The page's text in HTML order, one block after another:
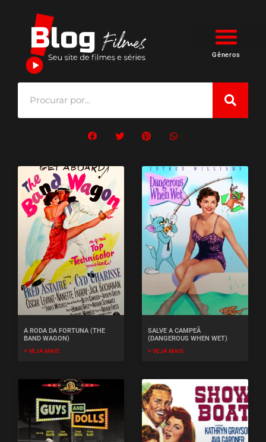
Gêneros
A RODA DA FORTUNA (THE
BAND WAGON)
+ VEJA MAIS
SALVE A CAMPEÃ
(DANGEROUS WHEN WET)
+ VEJA MAIS